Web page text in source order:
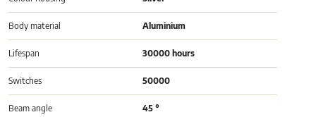
Body material Aluminium
Lifespan 30000 hours
Switches 50000
Beam angle 45 °